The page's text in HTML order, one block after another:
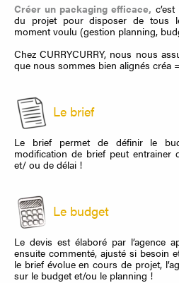
Créer un packaging efficace,
du projet pour disposer de tous
moment voulu (gestion planning,
Chez CURRYCURRY, nous nous
que nous sommes bien alignés créa
Le brief
Le brief permet de définir le
modification de brief peut entrainer
et/ ou de délai !
Le budget
Le devis est élaboré par l’agence
ensuite commenté, ajusté si besoin
le brief évolue en cours de projet,
sur le budget et/ou le planning !